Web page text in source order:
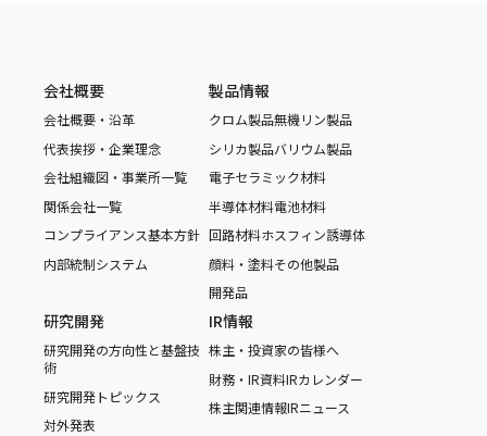
会社概要
会社概要・沿革
代表挨拶・企業理念
会社組織図・事業所一覧
関係会社一覧
コンプライアンス基本方針
内部統制システム
製品情報
クロム製品無機リン製品
シリカ製品バリウム製品
電子セラミック材料
半導体材料電池材料
回路材料ホスフィン誘導体
顔料・塗料その他製品
開発品
研究開発
研究開発の方向性と基盤技
術
研究開発トピックス
対外発表
IR情報
株主・投資家の皆様へ
財務・IR資料IRカレンダー
株主関連情報IRニュース